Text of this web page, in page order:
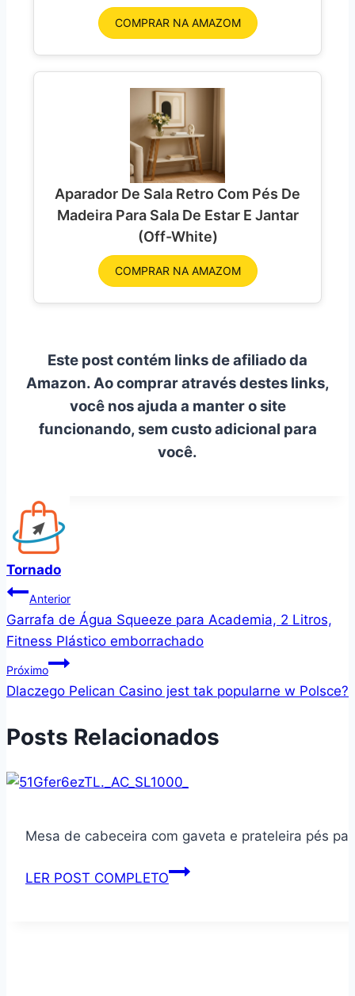
COMPRAR NA AMAZOM
Aparador De Sala Retro Com Pés De
Madeira Para Sala De Estar E Jantar
(Off-White)
COMPRAR NA AMAZOM
Este post contém links de afiliado da
Amazon. Ao comprar através destes links,
você nos ajuda a manter o site
funcionando, sem custo adicional para
você.
Tornado
Navegação
de
Post
Anterior
Garrafa de Água Squeeze para Academia, 2 Litros,
Fitness Plástico emborrachado
Próximo
Dlaczego Pelican Casino jest tak popularne w Polsce?
Posts Relacionados
Mesa de cabeceira com gaveta e prateleira pés
LER POST COMPLETOMesa